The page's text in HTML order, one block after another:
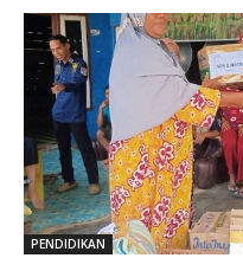
PENDIDIKAN